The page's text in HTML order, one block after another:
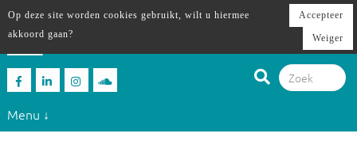
Menu ↓
Op deze site worden cookies gebruikt, wilt u hiermee
akkoord gaan?
Accepteer
Weiger